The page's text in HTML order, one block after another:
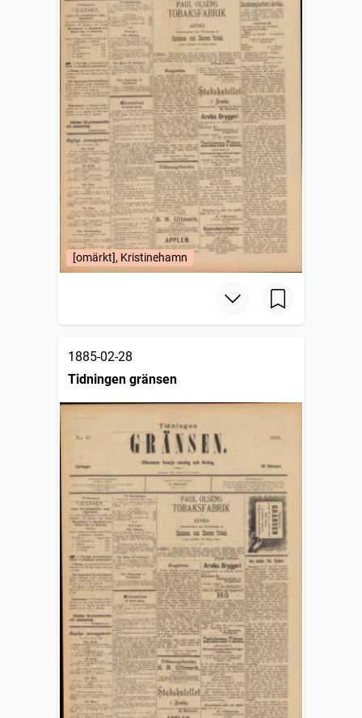
[omärkt], Kristinehamn
1885-02-28
Tidningen gränsen